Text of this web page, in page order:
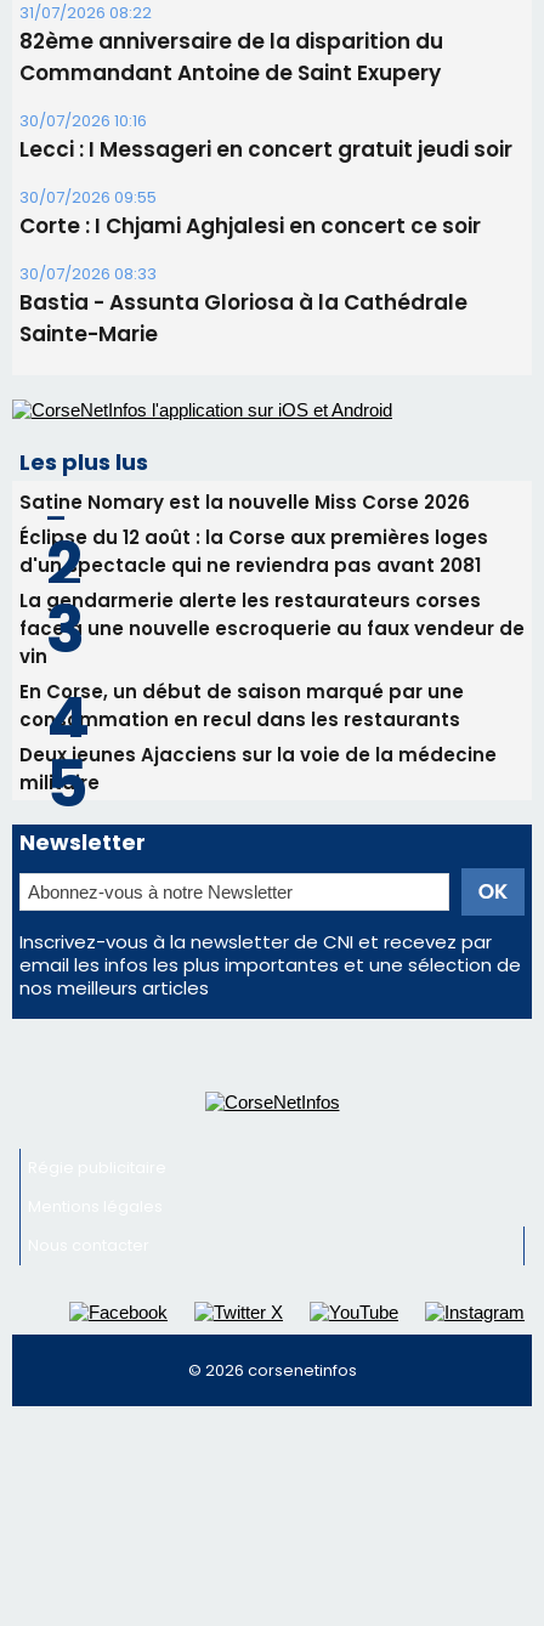
31/07/2026 08:22
82ème anniversaire de la disparition du
Commandant Antoine de Saint Exupery
30/07/2026 10:16
Lecci : I Messageri en concert gratuit jeudi soir
30/07/2026 09:55
Corte : I Chjami Aghjalesi en concert ce soir
30/07/2026 08:33
Bastia - Assunta Gloriosa à la Cathédrale
Sainte-Marie
Les plus lus
Satine Nomary est la nouvelle Miss Corse 2026
Éclipse du 12 août : la Corse aux premières loges
d'un spectacle qui ne reviendra pas avant 2081
La gendarmerie alerte les restaurateurs corses
face à une nouvelle escroquerie au faux vendeur de
vin
En Corse, un début de saison marqué par une
consommation en recul dans les restaurants
Deux jeunes Ajacciens sur la voie de la médecine
militaire
Newsletter
Inscrivez-vous à la newsletter de CNI et recevez par
email les infos les plus importantes et une sélection de
nos meilleurs articles
© 2026 corsenetinfos